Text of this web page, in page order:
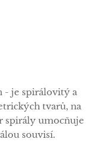
- je spirálovitý a
tvarů, na
spirály umocňuje
souvisí.